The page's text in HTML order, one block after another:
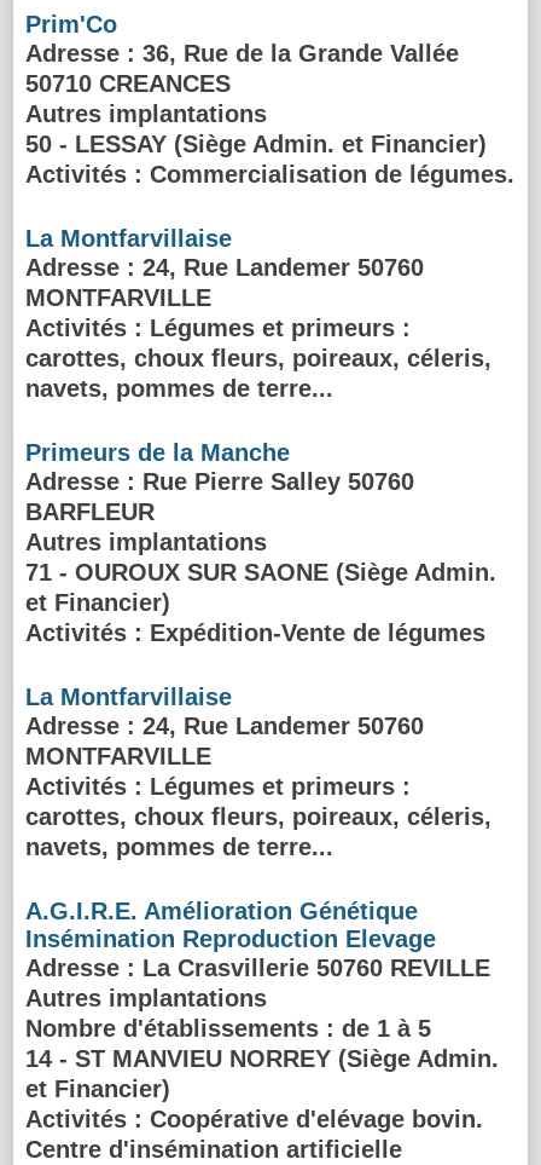
Prim'Co
Adresse : 36, Rue de la Grande Vallée
50710 CREANCES
Autres implantations
50 - LESSAY (Siège Admin. et Financier)
Activités : Commercialisation de légumes.
La Montfarvillaise
Adresse : 24, Rue Landemer 50760
MONTFARVILLE
Activités : Légumes et primeurs :
carottes, choux fleurs, poireaux, céleris,
navets, pommes de terre...
Primeurs de la Manche
Adresse : Rue Pierre Salley 50760
BARFLEUR
Autres implantations
71 - OUROUX SUR SAONE (Siège Admin.
et Financier)
Activités : Expédition-Vente de légumes
La Montfarvillaise
Adresse : 24, Rue Landemer 50760
MONTFARVILLE
Activités : Légumes et primeurs :
carottes, choux fleurs, poireaux, céleris,
navets, pommes de terre...
A.G.I.R.E. Amélioration Génétique
Insémination Reproduction Elevage
Adresse : La Crasvillerie 50760 REVILLE
Autres implantations
Nombre d'établissements : de 1 à 5
14 - ST MANVIEU NORREY (Siège Admin.
et Financier)
Activités : Coopérative d'elévage bovin.
Centre d'insémination artificielle